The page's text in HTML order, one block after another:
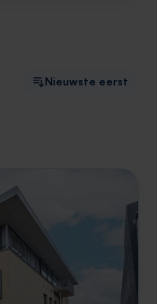
Nieuwste eerst